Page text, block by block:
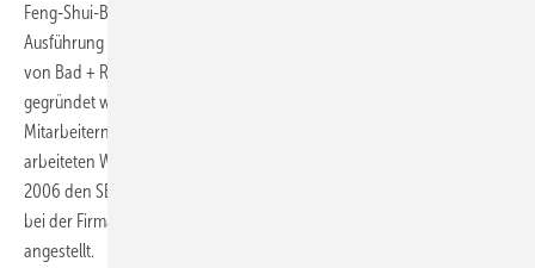
Feng-Shui-Beraterin und hat sich auf Bäder spezialisiert. Die
Ausführung erfolgte durch die H.I.S. Kreyer GmbH, die Mutterfirma
von Bad + Raum, die 1951 von Walter Kreyer als Spenglerei Kreyer
gegründet wurde. Heute wird das Unternehmen mit rund 13
Mitarbeitern von der Tochter Petra Kreyer geführt. Über vier Jahre
arbeiteten Werdermann und Kreyer eng zusammen und gewannen
2006 den SBZ-Kreativ-Wettbewerb. Seit 2010 ist Andrea Werdermann
bei der Firma Jost GmbH Schöne Bäder in Hattersheim bei Frankfurt
angestellt.